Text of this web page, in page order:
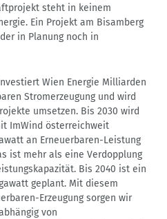
steht in keinem
Ein Projekt am Bisamberg
in Planung noch in
Wien Energie Milliarden
Stromerzeugung und wird
umsetzen. Bis 2030 wird
ImWind österreichweit
an Erneuerbaren-Leistung
ist mehr als eine Verdopplung
Bis 2040 ist ein
geplant. Mit diesem
Erzeugung sorgen wir
von